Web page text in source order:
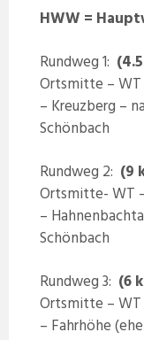
HWW =
Rundweg 1:
Ortsmitte – WT
– Kreuzberg –
Schönbach
Rundweg 2: (9
Ortsmitte- WT
–
Schönbach
Rundweg 3: (6
Ortsmitte – WT
– Fahrhöhe